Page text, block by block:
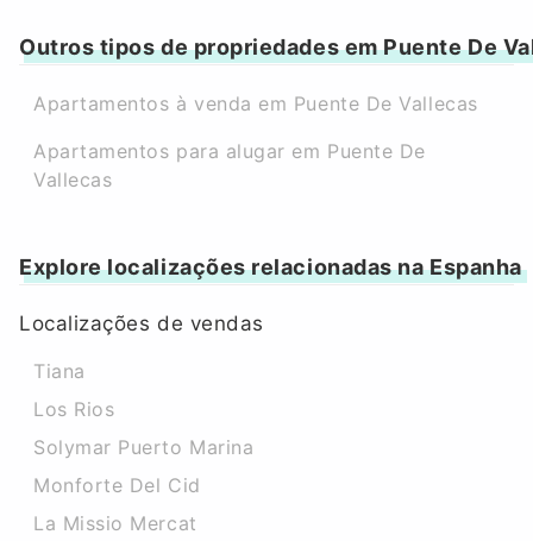
Outros tipos de propriedades em Puente De
Apartamentos à venda em Puente De Vallecas
Apartamentos para alugar em Puente De
Vallecas
Explore localizações relacionadas na Espanha
Localizações de vendas
Tiana
Los Rios
Solymar Puerto Marina
Monforte Del Cid
La Missio Mercat